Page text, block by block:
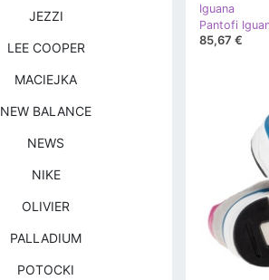
Iguana
85,67 €
JEZZI
LEE COOPER
MACIEJKA
NEW BALANCE
NEWS
NIKE
OLIVIER
PALLADIUM
POTOCKI